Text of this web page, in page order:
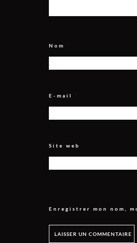
Nom *
E-mail *
Site web
Enregistrer mon nom,